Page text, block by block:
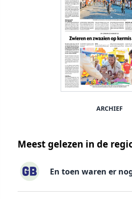
ARCHIEF
Meest gelezen in de
En toen waren er